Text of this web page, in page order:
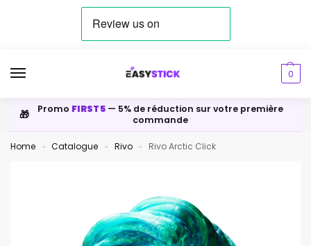
0
🎁 Promo FIRST5 — 5% de réduction sur votre première
commande
Home » Catalogue » Rivo » Rivo Arctic Click